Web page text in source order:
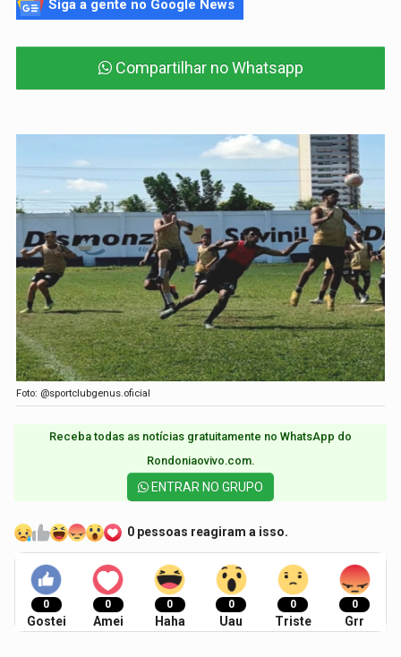
Siga a gente no Google News
Compartilhar no Whatsapp
Foto: @sportclubgenus.oficial
Receba todas as notícias gratuitamente no WhatsApp do
Rondoniaovivo.com.​
ENTRAR NO GRUPO
0 pessoas reagiram a isso.
0
Gostei
0
Amei
0
Haha
0
Uau
0
Triste
0
Grr